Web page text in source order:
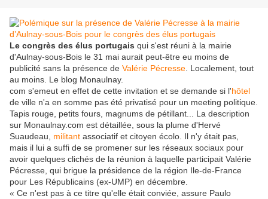
Le congrès des élus portugais qui s'est réuni à la mairie
d'Aulnay-sous-Bois le 31 mai aurait peut-être eu moins de
publicité sans la présence de Valérie Pécresse . Localement, tout
au moins. Le blog Monaulnay.
com s'emeut en effet de cette invitation et se demande si l'hôtel
de ville n'a en somme pas été privatisé pour un meeting politique.
Tapis rouge, petits fours, magnums de pétillant... La description
sur Monaulnay.com est détaillée, sous la plume d'Hervé
Suaudeau, militant associatif et citoyen écolo. Il n'y était pas,
mais il lui a suffi de se promener sur les réseaux sociaux pour
avoir quelques clichés de la réunion à laquelle participait Valérie
Pécresse, qui brigue la présidence de la région Ile-de-France
pour Les Républicains (ex-UMP) en décembre.
« Ce n'est pas à ce titre qu'elle était conviée, assure Paulo